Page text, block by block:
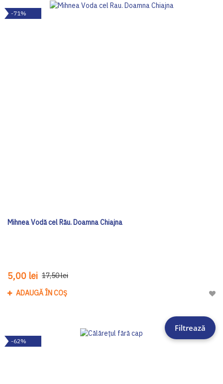
-71%
Mihnea Vodă cel Rău. Doamna Chiajna
5,00 lei 17,50 lei
ADAUGĂ ÎN COȘ
-62%
Filtrează